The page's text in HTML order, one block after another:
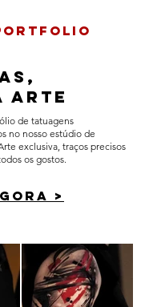
arte
de tatuagens
no nossoestúdio de
exclusiva, traços precisos
os gostos.
>